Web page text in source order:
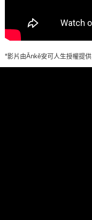
*影片由Ānkě安可人生授權提供